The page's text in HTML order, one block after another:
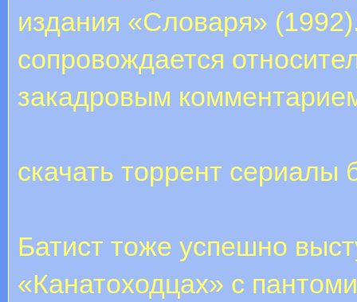
издания «Словаря»
сопровождается
закадровым
скачать торрент сериалы
Батист тоже успешно
«Канатоходцах» с